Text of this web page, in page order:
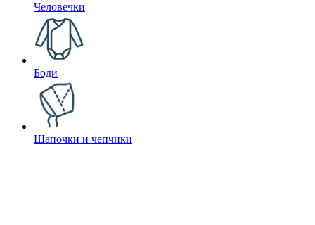
Человечки
Боди
Шапочки и чепчики